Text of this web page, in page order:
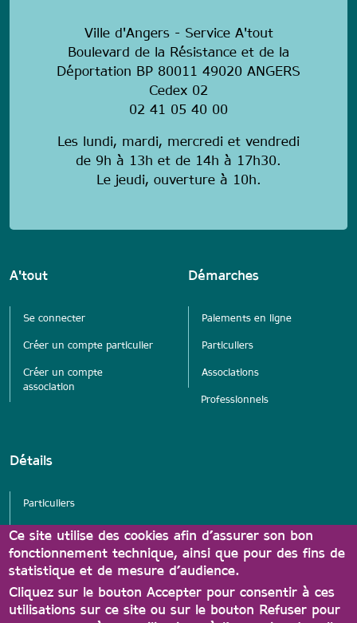
Ce site utilise des cookies afin d’assurer son bon
fonctionnement technique, ainsi que pour des fins de
statistique et de mesure d’audience.
Cliquez sur le bouton Accepter pour consentir à ces
utilisations sur ce site ou sur le bouton Refuser pour
Ville d'Angers - Service A'tout
Boulevard de la Résistance et de la
Déportation BP 80011 49020 ANGERS
Cedex 02
02 41 05 40 00
Les lundi, mardi, mercredi et vendredi
de 9h à 13h et de 14h à 17h30.
Le jeudi, ouverture à 10h.
A'tout
Se connecter
Créer un compte particulier
Créer un compte
association
Démarches
Paiements en ligne
Particuliers
Associations
Professionnels
Détails
Particuliers
Services
Associations
Partenaires Carte A'tout